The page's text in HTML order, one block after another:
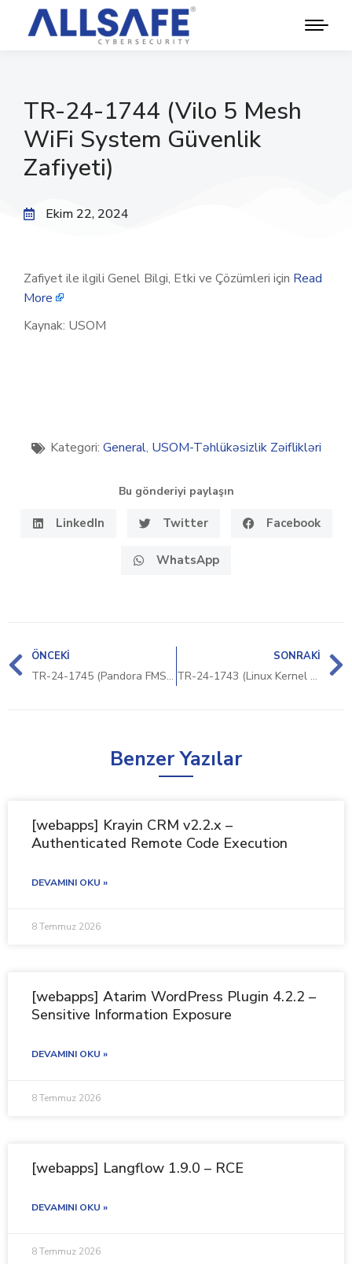
TR-24-1744 (Vilo 5 Mesh
WiFi System Güvenlik
Zafiyeti)
Ekim 22, 2024
Zafiyet ile ilgili Genel Bilgi, Etki ve Çözümleri için Read
More
Kaynak: USOM
Kategori: General, USOM-Təhlükəsizlik Zəiflikləri
Bu gönderiyi paylaşın
LinkedIn Twitter Facebook
WhatsApp
ÖNCEKI
TR-24-1745 (Pandora FMS Güvenlik Bildirimi)
SONRAKI
TR-24-1743 (Linux Kernel Güvenlik Bildirimi)
Benzer Yazılar
[webapps] Krayin CRM v2.2.x –
Authenticated Remote Code Execution
DEVAMINI OKU »
8 Temmuz 2026
[webapps] Atarim WordPress Plugin 4.2.2 –
Sensitive Information Exposure
DEVAMINI OKU »
8 Temmuz 2026
[webapps] Langflow 1.9.0 – RCE
DEVAMINI OKU »
8 Temmuz 2026